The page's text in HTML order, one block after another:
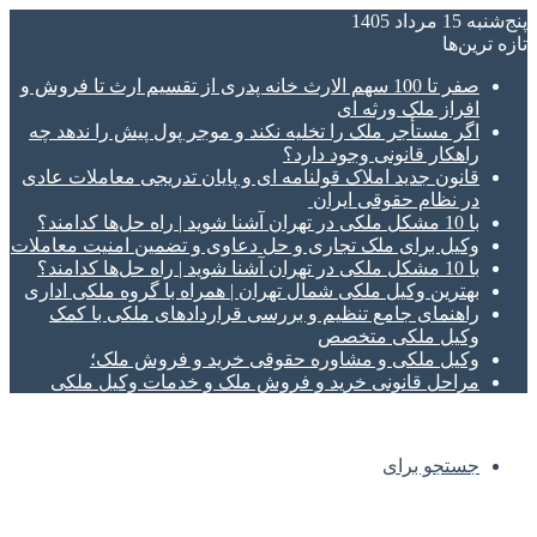
پنج‌شنبه 15 مرداد 1405
تازه‌ ترین‌ها
صفر تا 100 سهم الارث خانه پدری از تقسیم ارث تا فروش و
افراز ملک ورثه ای
اگر مستأجر ملک را تخلیه نکند و موجر پول پیش را ندهد چه
راهکار قانونی وجود دارد؟
قانون جدید املاک قولنامه ای و پایان تدریجی معاملات عادی
در نظام حقوقی ایران
با 10 مشکل ملکی در تهران آشنا شوید | راه حل‌ها کدامند؟
وکیل برای ملک تجاری و حل دعاوی و تضمین امنیت معاملات
با 10 مشکل ملکی در تهران آشنا شوید | راه حل‌ها کدامند؟
بهترین وکیل ملکی شمال تهران | همراه با گروه ملکی اداری
راهنمای جامع تنظیم و بررسی قراردادهای ملکی با کمک
وکیل ملکی متخصص
وکیل ملکی و مشاوره حقوقی خرید و فروش ملک؛
مراحل قانونی خرید و فروش ملک و خدمات وکیل ملکی
جستجو برای